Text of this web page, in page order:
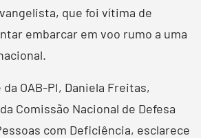
que foi vítima de
embarcar em voo rumo a uma
OAB-PI, Daniela Freitas,
Comissão Nacional de Defesa
com Deficiência, esclarece